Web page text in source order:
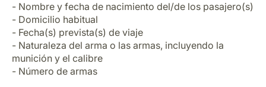
- Nombre y fecha de nacimiento del/de los pasajero(s)
- Domicilio habitual
- Fecha(s) prevista(s) de viaje
- Naturaleza del arma o las armas, incluyendo la
munición y el calibre
- Número de armas